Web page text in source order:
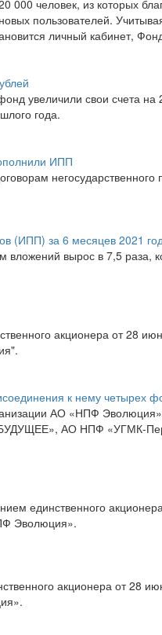
000 человек, из которых
пользователей.
личный кабинет,
увеличили свои счета на
года.
ИПП
негосударственного
(ИПП) за 6 месяцев 2021
вырос в 7,5 раза,
акционера от 28
к нему четырех
АО «НПФ
АО НПФ «УГМК-
единственного
Эволюция».
акционера от 28